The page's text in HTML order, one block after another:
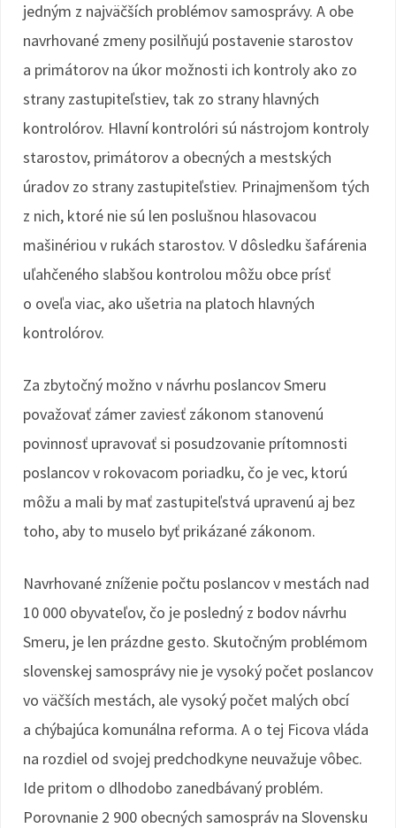
jedným z najväčších problémov samosprávy. A obe
navrhované zmeny posilňujú postavenie starostov
a primátorov na úkor možnosti ich kontroly ako zo
strany zastupiteľstiev, tak zo strany hlavných
kontrolórov. Hlavní kontrolóri sú nástrojom kontroly
starostov, primátorov a obecných a mestských
úradov zo strany zastupiteľstiev. Prinajmenšom tých
z nich, ktoré nie sú len poslušnou hlasovacou
mašinériou v rukách starostov. V dôsledku šafárenia
uľahčeného slabšou kontrolou môžu obce prísť
o oveľa viac, ako ušetria na platoch hlavných
kontrolórov.
Za zbytočný možno v návrhu poslancov Smeru
považovať zámer zaviesť zákonom stanovenú
povinnosť upravovať si posudzovanie prítomnosti
poslancov v rokovacom poriadku, čo je vec, ktorú
môžu a mali by mať zastupiteľstvá upravenú aj bez
toho, aby to muselo byť prikázané zákonom.
Navrhované zníženie počtu poslancov v mestách nad
10 000 obyvateľov, čo je posledný z bodov návrhu
Smeru, je len prázdne gesto. Skutočným problémom
slovenskej samosprávy nie je vysoký počet poslancov
vo väčších mestách, ale vysoký počet malých obcí
a chýbajúca komunálna reforma. A o tej Ficova vláda
na rozdiel od svojej predchodkyne neuvažuje vôbec.
Ide pritom o dlhodobo zanedbávaný problém.
Porovnanie 2 900 obecných samospráv na Slovensku